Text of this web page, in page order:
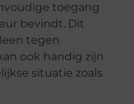
toegang
bevindt. Dit
tegen
ook handig zijn
situatie zoals